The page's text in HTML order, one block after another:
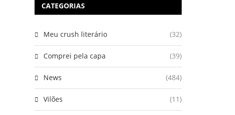
CATEGORIAS
Meu crush literário (32)
Comprei pela capa (39)
News (484)
Vilões (11)